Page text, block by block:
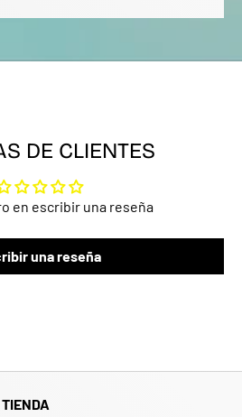
DE CLIENTES
en escribir una reseña
una reseña